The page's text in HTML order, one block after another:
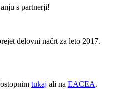
s partnerji!
delovni načrt za leto 2017.
tukaj ali na EACEA.